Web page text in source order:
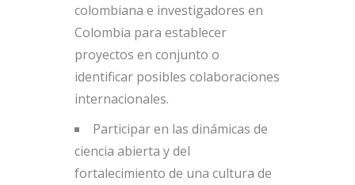
colombiana e investigadores en
Colombia para establecer
proyectos en conjunto o
identificar posibles colaboraciones
internacionales.
Participar en las dinámicas de
ciencia abierta y del
fortalecimiento de una cultura de